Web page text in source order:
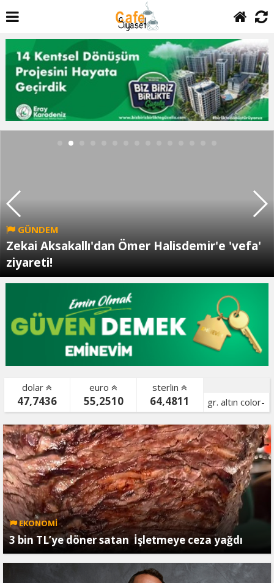
GÜNDEM
Zekai Aksakallı'dan Ömer Halisdemir'e 'vefa'
ziyareti!
dolar
47,7436
euro
55,2510
sterlin
64,4811
gr. altın color-
bist color-
EKONOMİ
3 bin TL’ye döner satan İşletmeye ceza yağdı